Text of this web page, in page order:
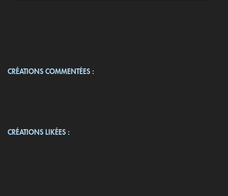
CRÉATIONS COMMENTÉES :
CRÉATIONS LIKÉES :